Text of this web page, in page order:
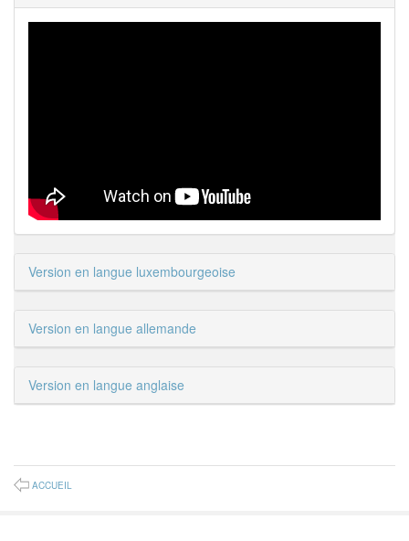
Version en langue luxembourgeoise
Version en langue allemande
Version en langue anglaise
ACCUEIL